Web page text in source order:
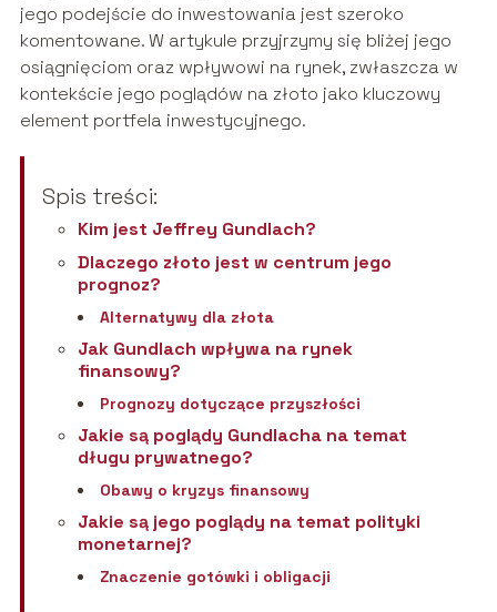
jego podejście do inwestowania jest szeroko
komentowane. W artykule przyjrzymy się bliżej jego
osiągnięciom oraz wpływowi na rynek, zwłaszcza w
kontekście jego poglądów na złoto jako kluczowy
element portfela inwestycyjnego.
Spis treści:
Kim jest Jeffrey Gundlach?
Dlaczego złoto jest w centrum jego
prognoz?
Alternatywy dla złota
Jak Gundlach wpływa na rynek
finansowy?
Prognozy dotyczące przyszłości
Jakie są poglądy Gundlacha na temat
długu prywatnego?
Obawy o kryzys finansowy
Jakie są jego poglądy na temat polityki
monetarnej?
Znaczenie gotówki i obligacji